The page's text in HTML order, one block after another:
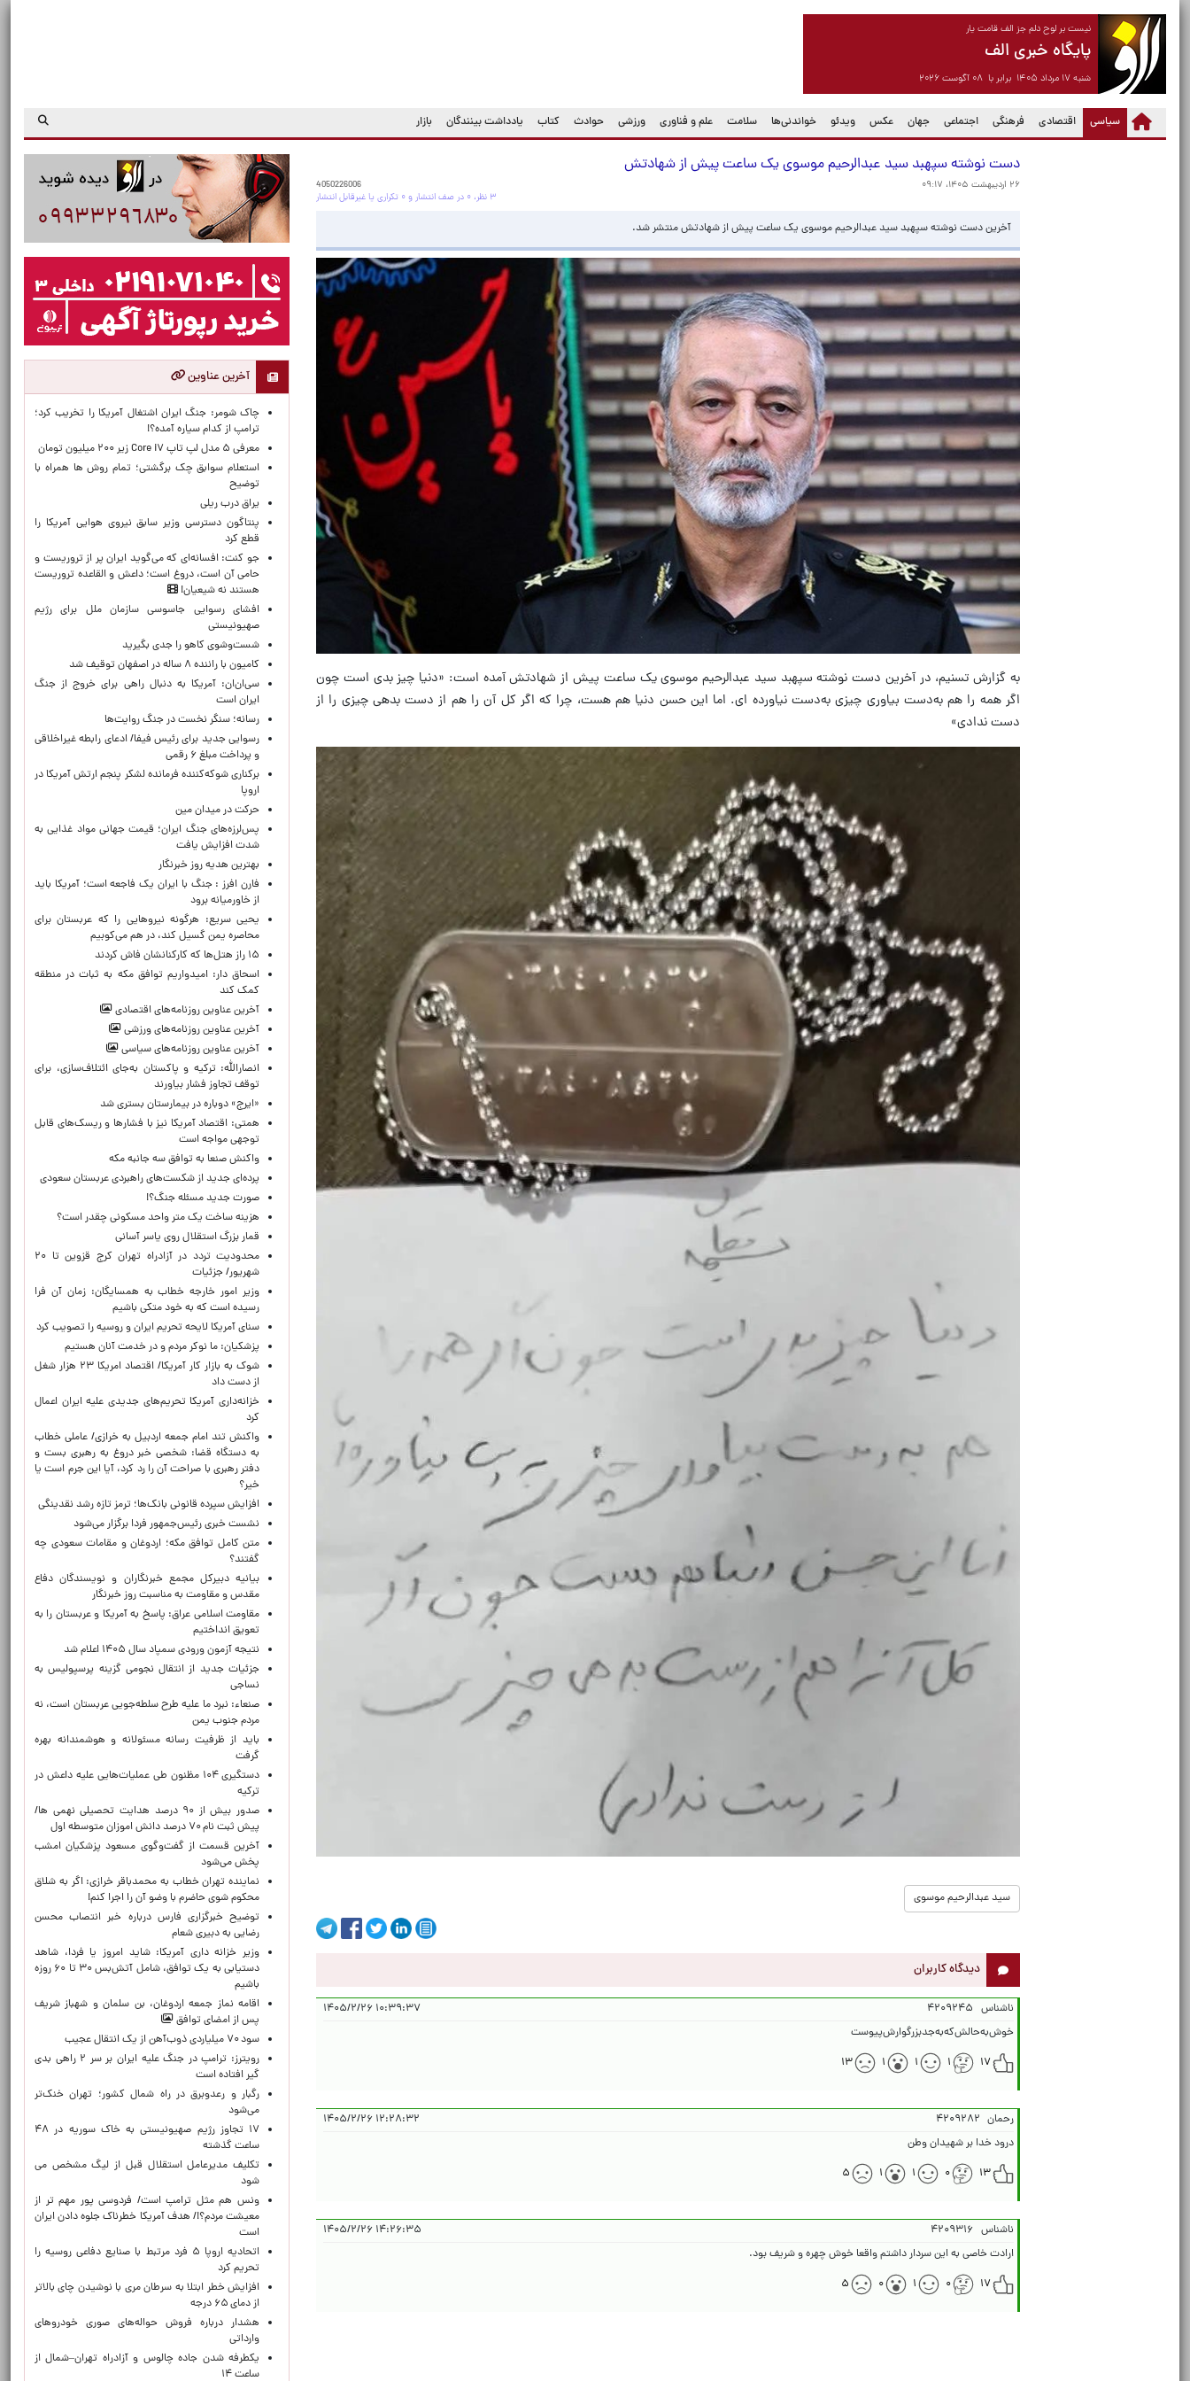
نیست بر لوح دلم جز الف قامت یار
پایگاه خبری الف
شنبه ۱۷ مرداد ۱۴۰۵ برابر با ۰۸ آگوست ۲۰۲۶
سیاسی
(current) اقتصادی فرهنگی اجتماعی جهان عکس ویدئو خواندنی‌ها سلامت علم و فناوری ورزشی حوادث کتاب یادداشت بینندگان بازار
دست نوشته سپهبد سید عبدالرحیم موسوی یک ساعت پیش از شهادتش
۲۶ اردیبهشت ۱۴۰۵، ۰۹:۱۷
4050226006
۳ نظر، ۰ در صف انتشار و ۰ تکراری یا غیرقابل انتشار
آخرین دست نوشته سپهبد سید عبدالرحیم موسوی یک ساعت پیش از شهادتش منتشر شد.
به گزارش تسنیم، در آخرین دست نوشته سپهبد سید عبدالرحیم موسوی یک ساعت پیش از شهادتش آمده است: «دنیا چیز بدی است چون
اگر همه را هم به‌دست بیاوری چیزی به‌دست نیاورده ای. اما این حسن دنیا هم هست، چرا که اگر کل آن را هم از دست بدهی چیزی را از
دست ندادی»
سید عبدالرحیم موسوی
دیدگاه کاربران
ناشناس ۴۲۰۹۲۴۵
۱۰:۳۹:۳۷ ۱۴۰۵/۲/۲۶
خوش‌به‌حالش‌که‌به‌جدبزرگوارش‌پیوست
۱۷
۱ ۱ ۱ ۱۳
رحمان ۴۲۰۹۲۸۲
۱۲:۲۸:۳۲ ۱۴۰۵/۲/۲۶
درود خدا بر شهیدان وطن
۱۳
۰ ۱ ۱ ۵
ناشناس ۴۲۰۹۳۱۶
۱۴:۲۶:۳۵ ۱۴۰۵/۲/۲۶
ارادت خاصی به این سردار داشتم واقعا خوش چهره و شریف بود.
۱۷
۰ ۱ ۰ ۵
آخرین عناوین
چاک شومر: جنگ ایران اشتغال آمریکا را تخریب کرد؛
ترامپ از کدام سیاره آمده؟!
معرفی ۵ مدل لپ تاپ Core i۷ زیر ۲۰۰ میلیون تومان
استعلام سوابق چک برگشتی؛ تمام روش ها همراه با
توضیح
یراق درب ریلی
پنتاگون دسترسی وزیر سابق نیروی هوایی آمریکا را
قطع کرد
جو کنت: افسانه‌ای که می‌گوید ایران پر از تروریست و
حامی آن است، دروغ است؛ داعش و القاعده تروریست
هستند نه شیعیان!
افشای رسوایی جاسوسی سازمان ملل برای رژیم
صهیونیستی
شست‌وشوی کاهو را جدی بگیرید
کامیون با راننده ۸ ساله در اصفهان توقیف شد
سی‌ان‌ان: آمریکا به دنبال راهی برای خروج از جنگ
ایران است
رسانه؛ سنگر نخست در جنگ روایت‌ها
رسوایی جدید برای رئیس فیفا/ ادعای رابطه غیراخلاقی
و پرداخت مبلغ ۶ رقمی
برکناری شوکه‌کننده فرمانده لشکر پنجم ارتش آمریکا در
اروپا
حركت در ميدان مين
پس‌لرزه‌های جنگ ایران؛ قیمت جهانی مواد غذایی به
شدت افزایش یافت
بهترین هدیه روز خبرنگار
فارن افرز : جنگ با ایران یک فاجعه است؛ آمریکا باید
از خاورمیانه برود
یحیی سریع: هرگونه نیروهایی را که عربستان برای
محاصره یمن گسیل کند، در هم می‌کوبیم
۱۵ راز هتل‌ها که کارکنانشان فاش کردند
اسحاق دار: امیدواریم توافق مکه به ثبات در منطقه
کمک کند
آخرین عناوین روزنامه‌های اقتصادی
آخرین عناوین روزنامه‌های ورزشی
آخرین عناوین روزنامه‌های سیاسی
انصارالله: ترکیه و پاکستان به‌جای ائتلاف‌سازی، برای
توقف تجاوز فشار بیاورند
«ایرج» دوباره در بیمارستان بستری شد
همتی: اقتصاد آمریکا نیز با فشارها و ریسک‌های قابل
توجهی مواجه است
واکنش صنعا به توافق سه جانبه مکه
پرده‌ای جدید از شکست‌های راهبردی عربستان سعودی
صورت جدید مسئله جنگ؟!
هزینه ساخت یک متر واحد مسکونی چقدر است؟
قمار بزرگ استقلال روی یاسر آسانی
محدودیت تردد در آزادراه تهران کرج قزوین تا ۲۰
شهریور/ جزئیات
وزیر امور خارجه خطاب به همسایگان: زمان آن فرا
رسیده است که به خود متکی باشیم
سنای آمریکا لایحه تحریم ایران و روسیه را تصویب کرد
پزشکیان: ما نوکر مردم و در خدمت آنان هستیم
شوک به بازار کار آمریکا/ اقتصاد امریکا ۲۳ هزار شغل
از دست داد
خزانه‌داری آمریکا تحریم‌های جدیدی علیه ایران اعمال
کرد
واکنش تند امام جمعه اردبیل به خرازی/ عاملی خطاب
به دستگاه قضا: شخصی خبر دروغ به رهبری بست و
دفتر رهبری با صراحت آن را رد کرد، آیا این جرم است یا
خیر؟
افزایش سپرده قانونی بانک‌ها؛ ترمز تازه رشد نقدینگی
نشست خبری رئیس‌جمهور فردا برگزار می‌شود
متن کامل توافق مکه؛ اردوغان و مقامات سعودی چه
گفتند؟
بیانیه دبیرکل مجمع خبرنگاران و نویسندگان دفاع
مقدس و مقاومت به مناسبت روز خبرنگار
مقاومت اسلامی عراق: پاسخ به آمریکا و عربستان را به
تعویق انداختیم
نتیجه آزمون ورودی سمپاد سال ۱۴۰۵ اعلام شد
جزئیات جدید از انتقال نجومی گزینه پرسپولیس به
نساجی
صنعاء: نبرد ما علیه طرح سلطه‌جویی عربستان است، نه
مردم جنوب یمن
باید از ظرفیت رسانه مسئولانه و هوشمندانه بهره
گرفت
دستگیری ۱۰۴ مظنون طی عملیات‌هایی علیه داعش در
ترکیه
صدور بیش از ۹۰ درصد هدایت تحصیلی نهمی ها/
پیش ثبت نام ۷۰ درصد دانش اموزان متوسطه اول
آخرین قسمت از گفت‌وگوی مسعود پزشکیان امشب
پخش می‌شود
نماینده تهران خطاب به محمدباقر خرازی: اگر به شلاق
محکوم شوی حاضرم با وضو آن را اجرا کنم!
توضیح خبرگزاری فارس درباره خبر انتصاب محسن
رضایی به دبیری شعام
وزیر خزانه داری آمریکا: شاید امروز یا فردا، شاهد
دستیابی به یک توافق، شامل آتش‌بس ۳۰ تا ۶۰ روزه
باشیم
اقامه نماز جمعه اردوغان، بن ‌سلمان و شهباز شریف
پس از امضای توافق
سود ۷۰ میلیاردی ذوب‌آهن از یک انتقال عجیب
رویترز: ترامپ در جنگ علیه ایران بر سر ۲ راهی بدی
گیر افتاده است
رگبار و رعدوبرق در راه شمال کشور؛ تهران خنک‌تر
می‌شود
۱۷ تجاوز رژیم صهیونیستی به خاک سوریه در ۴۸
ساعت گذشته
تکلیف مدیرعامل استقلال قبل از لیگ مشخص می
شود
ونس هم مثل ترامپ است/ فردوسی پور مهم تر از
معیشت مردم؟!/ هدف آمریکا خطرناک جلوه دادن ایران
است
اتحادیه اروپا ۵ فرد مرتبط با صنایع دفاعی روسیه را
تحریم کرد
افزایش خطر ابتلا به سرطان مری با نوشیدن چای بالاتر
از دمای ۶۵ درجه
هشدار درباره فروش حواله‌های صوری خودروهای
وارداتی
یکطرفه شدن جاده چالوس و آزادراه تهران–شمال از
ساعت ۱۴